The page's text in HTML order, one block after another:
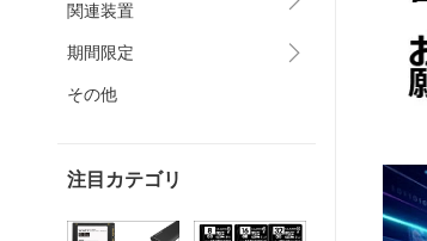
関連装置
期間限定
その他
注目カテゴリ